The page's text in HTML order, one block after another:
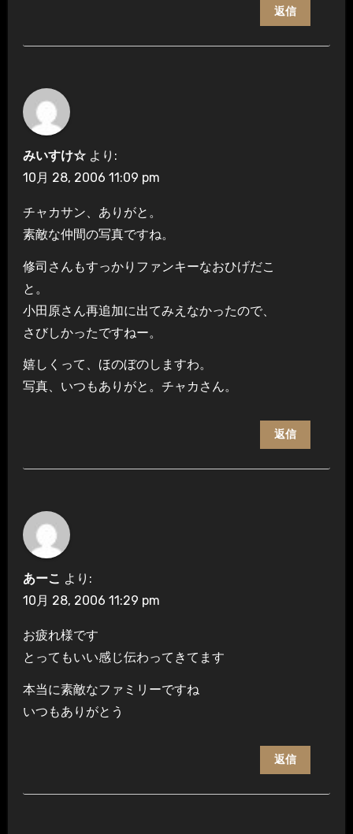
返信
みいすけ☆ より:
10月 28, 2006 11:09 pm
チャカサン、ありがと。
素敵な仲間の写真ですね。
修司さんもすっかりファンキーなおひげだこ
と。
小田原さん再追加に出てみえなかったので、
さびしかったですねー。
嬉しくって、ほのぼのしますわ。
写真、いつもありがと。チャカさん。
返信
あーこ より:
10月 28, 2006 11:29 pm
お疲れ様です
とってもいい感じ伝わってきてます
本当に素敵なファミリーですね
いつもありがとう
返信